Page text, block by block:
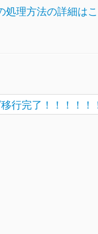
処理方法の詳細は
行完了！！！！！